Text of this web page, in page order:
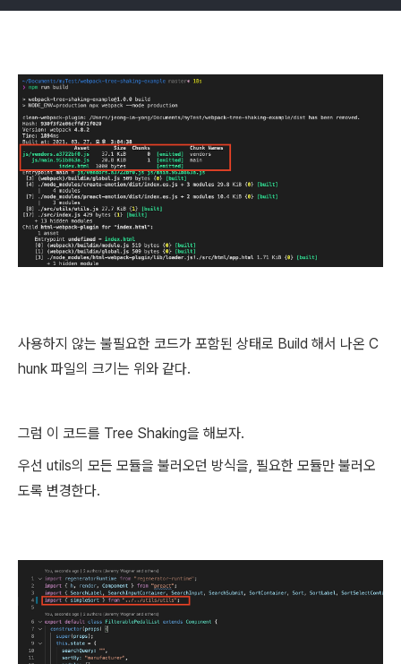
사용하지 않는 불필요한 코드가 포함된 상태로 Build 해서 나온 C
hunk 파일의 크기는 위와 같다.
그럼 이 코드를 Tree Shaking을 해보자.
우선 utils의 모든 모듈을 불러오던 방식을, 필요한 모듈만 불러오
도록 변경한다.